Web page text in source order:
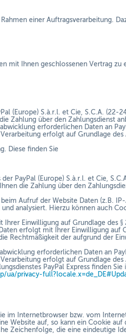
einer Auftragsverarbeitung.
mit Ihnen geschlossenen Vertrag
(Europe) S.à.r.l. et Cie, S.C.A. (22-
Zahlung über den Zahlungsdienst
erforderlichen Daten an
erfolgt auf Grundlage des
Diese finden Sie
PayPal (Europe) S.à.r.l. et Cie,
die Zahlung über den
Aufruf der Website Daten (z.B.
analysiert. Hierzu können auch
Einwilligung auf Grundlage des §
erfolgt mit Ihrer Einwilligung auf
Rechtmäßigkeit der aufgrund der
erforderlichen Daten an
erfolgt auf Grundlage des
PayPal Express finden Sie
privacy-
im Internetbrowser bzw. vom
Website auf, so kann ein Cookie auf
Zeichenfolge, die eine eindeutige